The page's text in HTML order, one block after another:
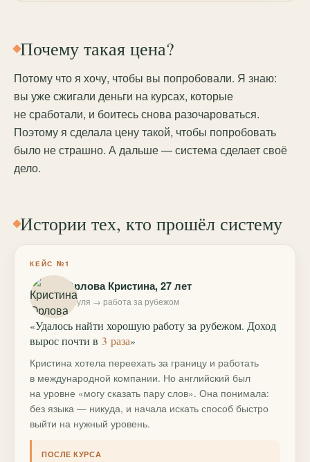
Почему такая цена?
Потому что я хочу, чтобы вы попробовали. Я знаю:
вы уже сжигали деньги на курсах, которые
не сработали, и боитесь снова разочароваться.
Поэтому я сделала цену такой, чтобы попробовать
было не страшно. А дальше — система сделает своё
дело.
Истории тех, кто прошёл систему
КЕЙС №1
Орлова Кристина, 27 лет
с нуля → работа за рубежом
«Удалось найти хорошую работу за рубежом. Доход
вырос почти в 3 раза»
Кристина хотела переехать за границу и работать
в международной компании. Но английский был
на уровне «могу сказать пару слов». Она понимала:
без языка — никуда, и начала искать способ быстро
выйти на нужный уровень.
ПОСЛЕ КУРСА